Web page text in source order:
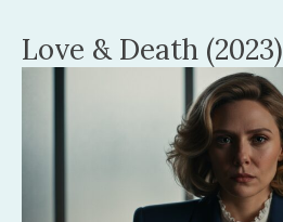
Love & Death (2023)